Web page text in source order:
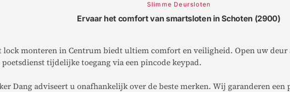
Slimme Deursloten
Ervaar het comfort van smartsloten in Schoten (2900)
lock monteren in Centrum biedt ultiem comfort en veiligheid. Open uw
poetsdienst tijdelijke toegang via een pincode keypad.
Dang adviseert u onafhankelijk over de beste merken. Wij garanderen